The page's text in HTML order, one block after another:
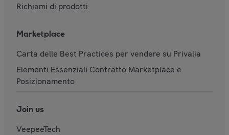
Richiami di prodotti
Marketplace
Carta delle Best Practices per vendere su Privalia
Elementi Essenziali Contratto Marketplace e
Posizionamento
Join us
VeepeeTech